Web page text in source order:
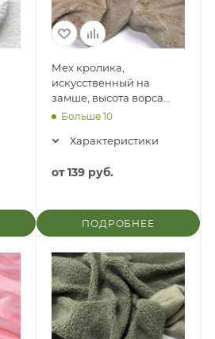
Мех кролика,
искусственный на
замше, высота ворса
8ммБольше 10
Характеристики
от139 руб.
ПОДРОБНЕЕ